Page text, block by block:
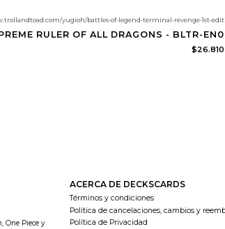
yugioh/battles-of-legend-terminal-revenge-1st-
RULER OF ALL DRAGONS - BLTR-
$26.810
One Piece y
ACERCA DE DECKSCARDS
Términos y condiciones
Política de cancelaciones, cambios y
Política de Privacidad